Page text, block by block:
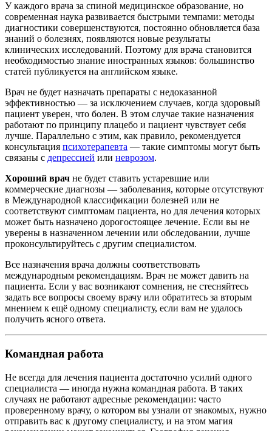
У каждого врача за спиной медицинское образование, но
современная наука развивается быстрыми темпами: методы
диагностики совершенствуются, постоянно обновляется база
знаний о болезнях, появляются новые результаты
клинических исследований. Поэтому для врача становится
необходимостью знание иностранных языков: большинство
статей публикуется на английском языке.
Врач не будет назначать препараты с недоказанной
эффективностью — за исключением случаев, когда здоровый
пациент уверен, что болен. В этом случае такие назначения
работают по принципу плацебо и пациент чувствует себя
лучше. Параллельно с этим, как правило, рекомендуется
консультация психотерапевта — такие симптомы могут быть
связаны с депрессией или неврозом.
Хороший врач не будет ставить устаревшие или
коммерческие диагнозы — заболевания, которые отсутствуют
в Международной классификации болезней или не
соответствуют симптомам пациента, но для лечения которых
может быть назначено дорогостоящее лечение. Если вы не
уверены в назначенном лечении или обследовании, лучше
проконсультируйтесь с другим специалистом.
Все назначения врача должны соответствовать
международным рекомендациям. Врач не может давить на
пациента. Если у вас возникают сомнения, не стесняйтесь
задать все вопросы своему врачу или обратитесь за вторым
мнением к ещё одному специалисту, если вам не удалось
получить ясного ответа.
Командная работа
Не всегда для лечения пациента достаточно усилий одного
специалиста — иногда нужна командная работа. В таких
случаях не работают адресные рекомендации: часто
проверенному врачу, о котором вы узнали от знакомых, нужно
отправить вас к другому специалисту, и на этом магия